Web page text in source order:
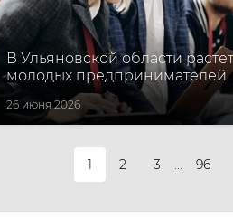
В Ульяновской области
молодых предпринимателей
26 июня 2026
1 2 3 ... 96